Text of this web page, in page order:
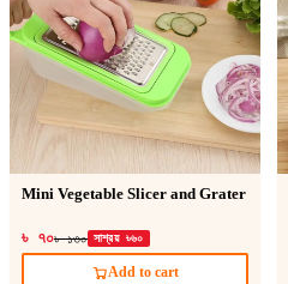
Mini Vegetable Slicer and Grater
৳ ৭০৳ ১৩০ সাশ্রয় ৳৬০
Add to cart